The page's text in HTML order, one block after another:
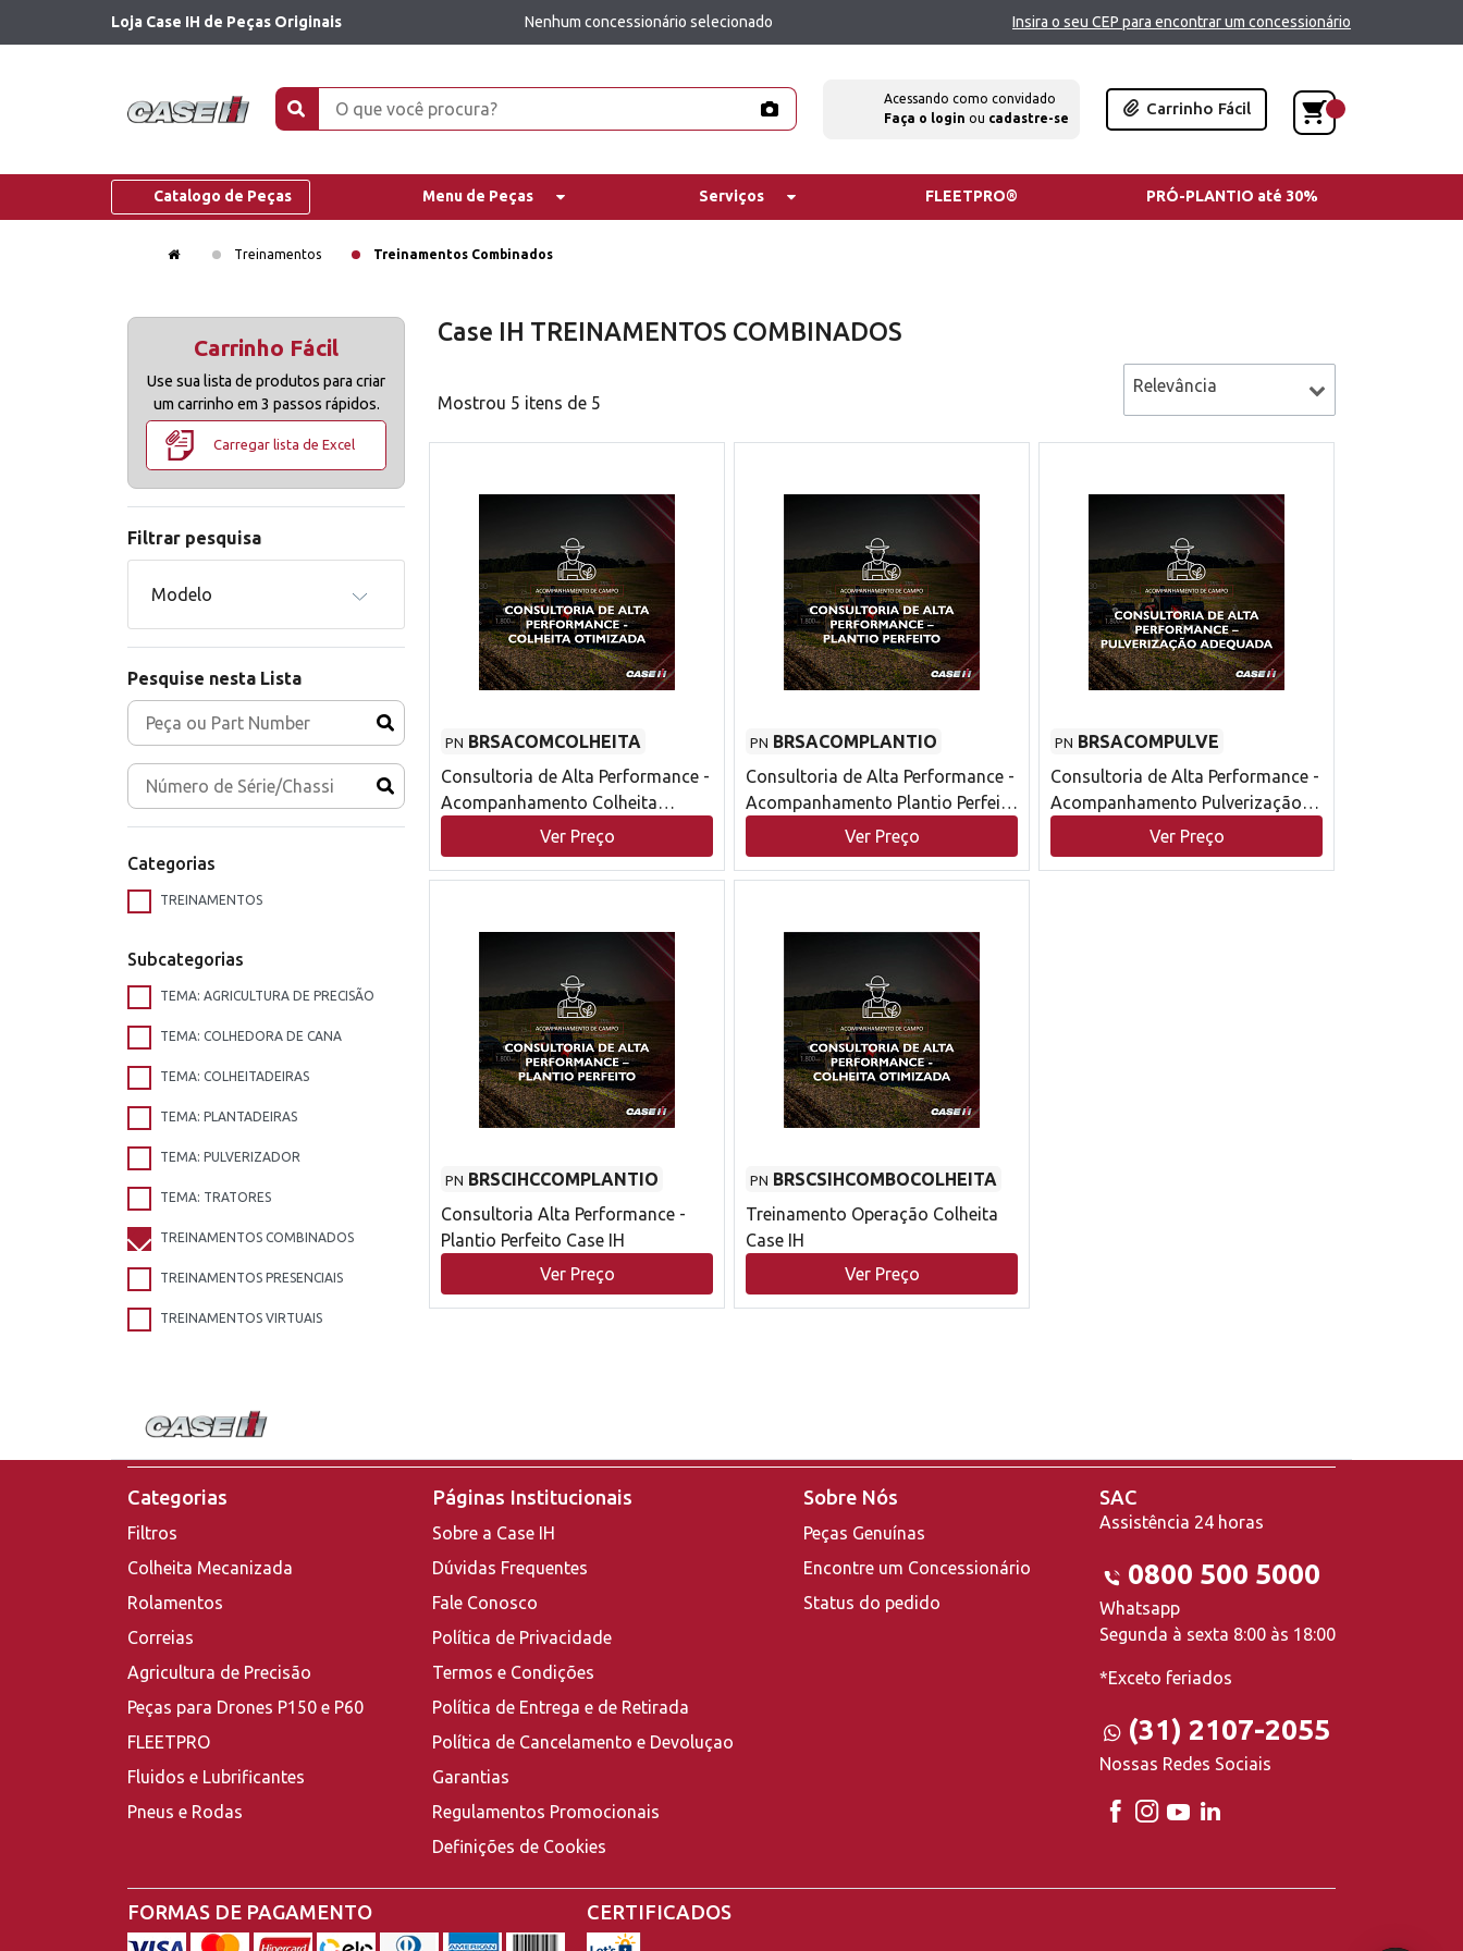
Loja Case IH de Peças Originais Nenhum concessionário selecionado Insira o seu CEP para encontrar um concessionário
Acessando como convidado
Faça o login ou cadastre-se
Carrinho Fácil
Catalogo de Peças Menu de Peças Serviços FLEETPRO® PRÓ-PLANTIO até 30%
Treinamentos Treinamentos Combinados
Carrinho Fácil
Use sua lista de produtos para criar
um carrinho em 3 passos rápidos.
Carregar lista de Excel
Filtrar pesquisa
Modelo
Pesquise nesta Lista
Categorias
TREINAMENTOS
Subcategorias
TEMA: AGRICULTURA DE PRECISÃO
TEMA: COLHEDORA DE CANA
TEMA: COLHEITADEIRAS
TEMA: PLANTADEIRAS
TEMA: PULVERIZADOR
TEMA: TRATORES
TREINAMENTOS COMBINADOS
TREINAMENTOS PRESENCIAIS
TREINAMENTOS VIRTUAIS
Case IH TREINAMENTOS COMBINADOS
Mostrou 5 itens de 5
Relevância
PN BRSACOMCOLHEITA
Consultoria de Alta Performance -
Acompanhamento Colheita
Otimizada Case IH
Ver Preço
PN BRSACOMPLANTIO
Consultoria de Alta Performance -
Acompanhamento Plantio Perfeito
Ver Preço
PN BRSACOMPULVE
Consultoria de Alta Performance -
Acompanhamento Pulverização
Adequada Case IH
Ver Preço
PN BRSCIHCCOMPLANTIO
Consultoria Alta Performance -
Plantio Perfeito Case IH
Ver Preço
PN BRSCSIHCOMBOCOLHEITA
Treinamento Operação Colheita
Case IH
Ver Preço
Categorias
Filtros
Colheita Mecanizada
Rolamentos
Correias
Agricultura de Precisão
Peças para Drones P150 e P60
FLEETPRO
Fluidos e Lubrificantes
Pneus e Rodas
Páginas Institucionais
Sobre a Case IH
Dúvidas Frequentes
Fale Conosco
Política de Privacidade
Termos e Condições
Política de Entrega e de Retirada
Política de Cancelamento e Devoluçao
Garantias
Regulamentos Promocionais
Definições de Cookies
Sobre Nós
Peças Genuínas
Encontre um Concessionário
Status do pedido
SAC
Assistência 24 horas
0800 500 5000
Whatsapp
Segunda à sexta 8:00 às 18:00
*Exceto feriados
(31) 2107-2055
Nossas Redes Sociais
FORMAS DE PAGAMENTO CERTIFICADOS